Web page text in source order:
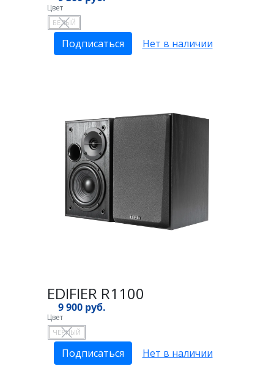
Цвет
БЕЛЫЙ
Подписаться Нет в наличии
EDIFIER R1100
9 900 руб.
Цвет
ЧЕРНЫЙ
Подписаться Нет в наличии